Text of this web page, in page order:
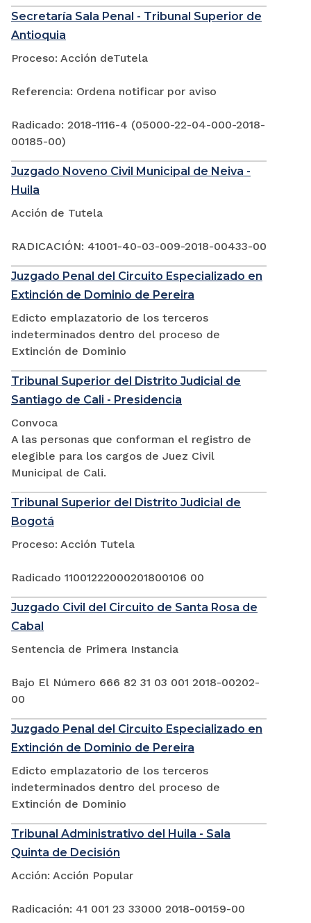
Secretaría Sala Penal - Tribunal Superior de
Antioquia
Proceso: Acción deTutela
Referencia: Ordena notificar por aviso
Radicado: 2018-1116-4 (05000-22-04-000-2018-
00185-00)
Juzgado Noveno Civil Municipal de Neiva -
Huila
Acción de Tutela
RADICACIÓN: 41001-40-03-009-2018-00433-00
Juzgado Penal del Circuito Especializado en
Extinción de Dominio de Pereira
Edicto emplazatorio de los terceros
indeterminados dentro del proceso de
Extinción de Dominio
Tribunal Superior del Distrito Judicial de
Santiago de Cali - Presidencia
Convoca
A las personas que conforman el registro de
elegible para los cargos de Juez Civil
Municipal de Cali.
Tribunal Superior del Distrito Judicial de
Bogotá
Proceso: Acción Tutela
Radicado 11001222000201800106 00
Juzgado Civil del Circuito de Santa Rosa de
Cabal
Sentencia de Primera Instancia
Bajo El Número 666 82 31 03 001 2018-00202-
00
Juzgado Penal del Circuito Especializado en
Extinción de Dominio de Pereira
Edicto emplazatorio de los terceros
indeterminados dentro del proceso de
Extinción de Dominio
Tribunal Administrativo del Huila - Sala
Quinta de Decisión
Acción: Acción Popular
Radicación: 41 001 23 33000 2018-00159-00